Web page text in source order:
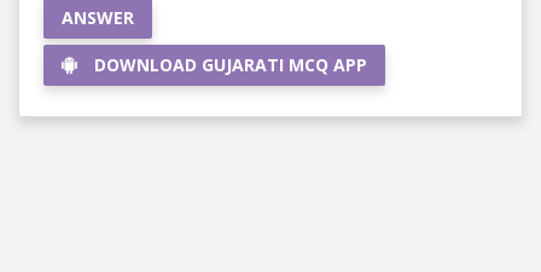
ANSWER
DOWNLOAD GUJARATI MCQ APP